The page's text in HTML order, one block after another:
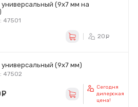
(9х7 мм на
47501
20
(9х7 мм)
47502
Сегодня
дилерская
цена!